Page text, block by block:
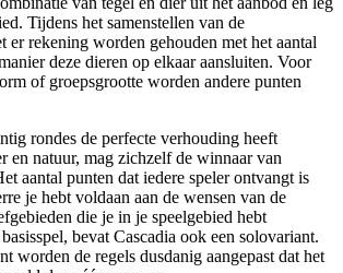
Tijdens het samenstellen van de
er rekening worden gehouden met het aantal
deze dieren op elkaar aansluiten. Voor
of groepsgrootte worden andere punten
rondes de perfecte verhouding heeft
en natuur, mag zichzelf de winnaar van
aantal punten dat iedere speler ontvangt is
je hebt voldaan aan de wensen van de
die je in je speelgebied hebt
bevat Cascadia ook een solovariant.
worden de regels dusdanig aangepast dat het